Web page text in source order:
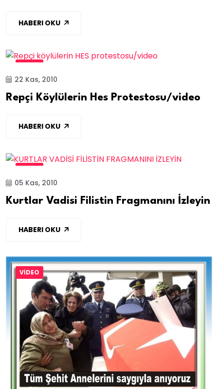
HABERI OKU
22 Kas, 2010
Repçi Köylülerin Hes Protestosu/video
HABERI OKU
05 Kas, 2010
Kurtlar Vadisi Filistin Fragmanını İzleyin
HABERI OKU
VİDEO